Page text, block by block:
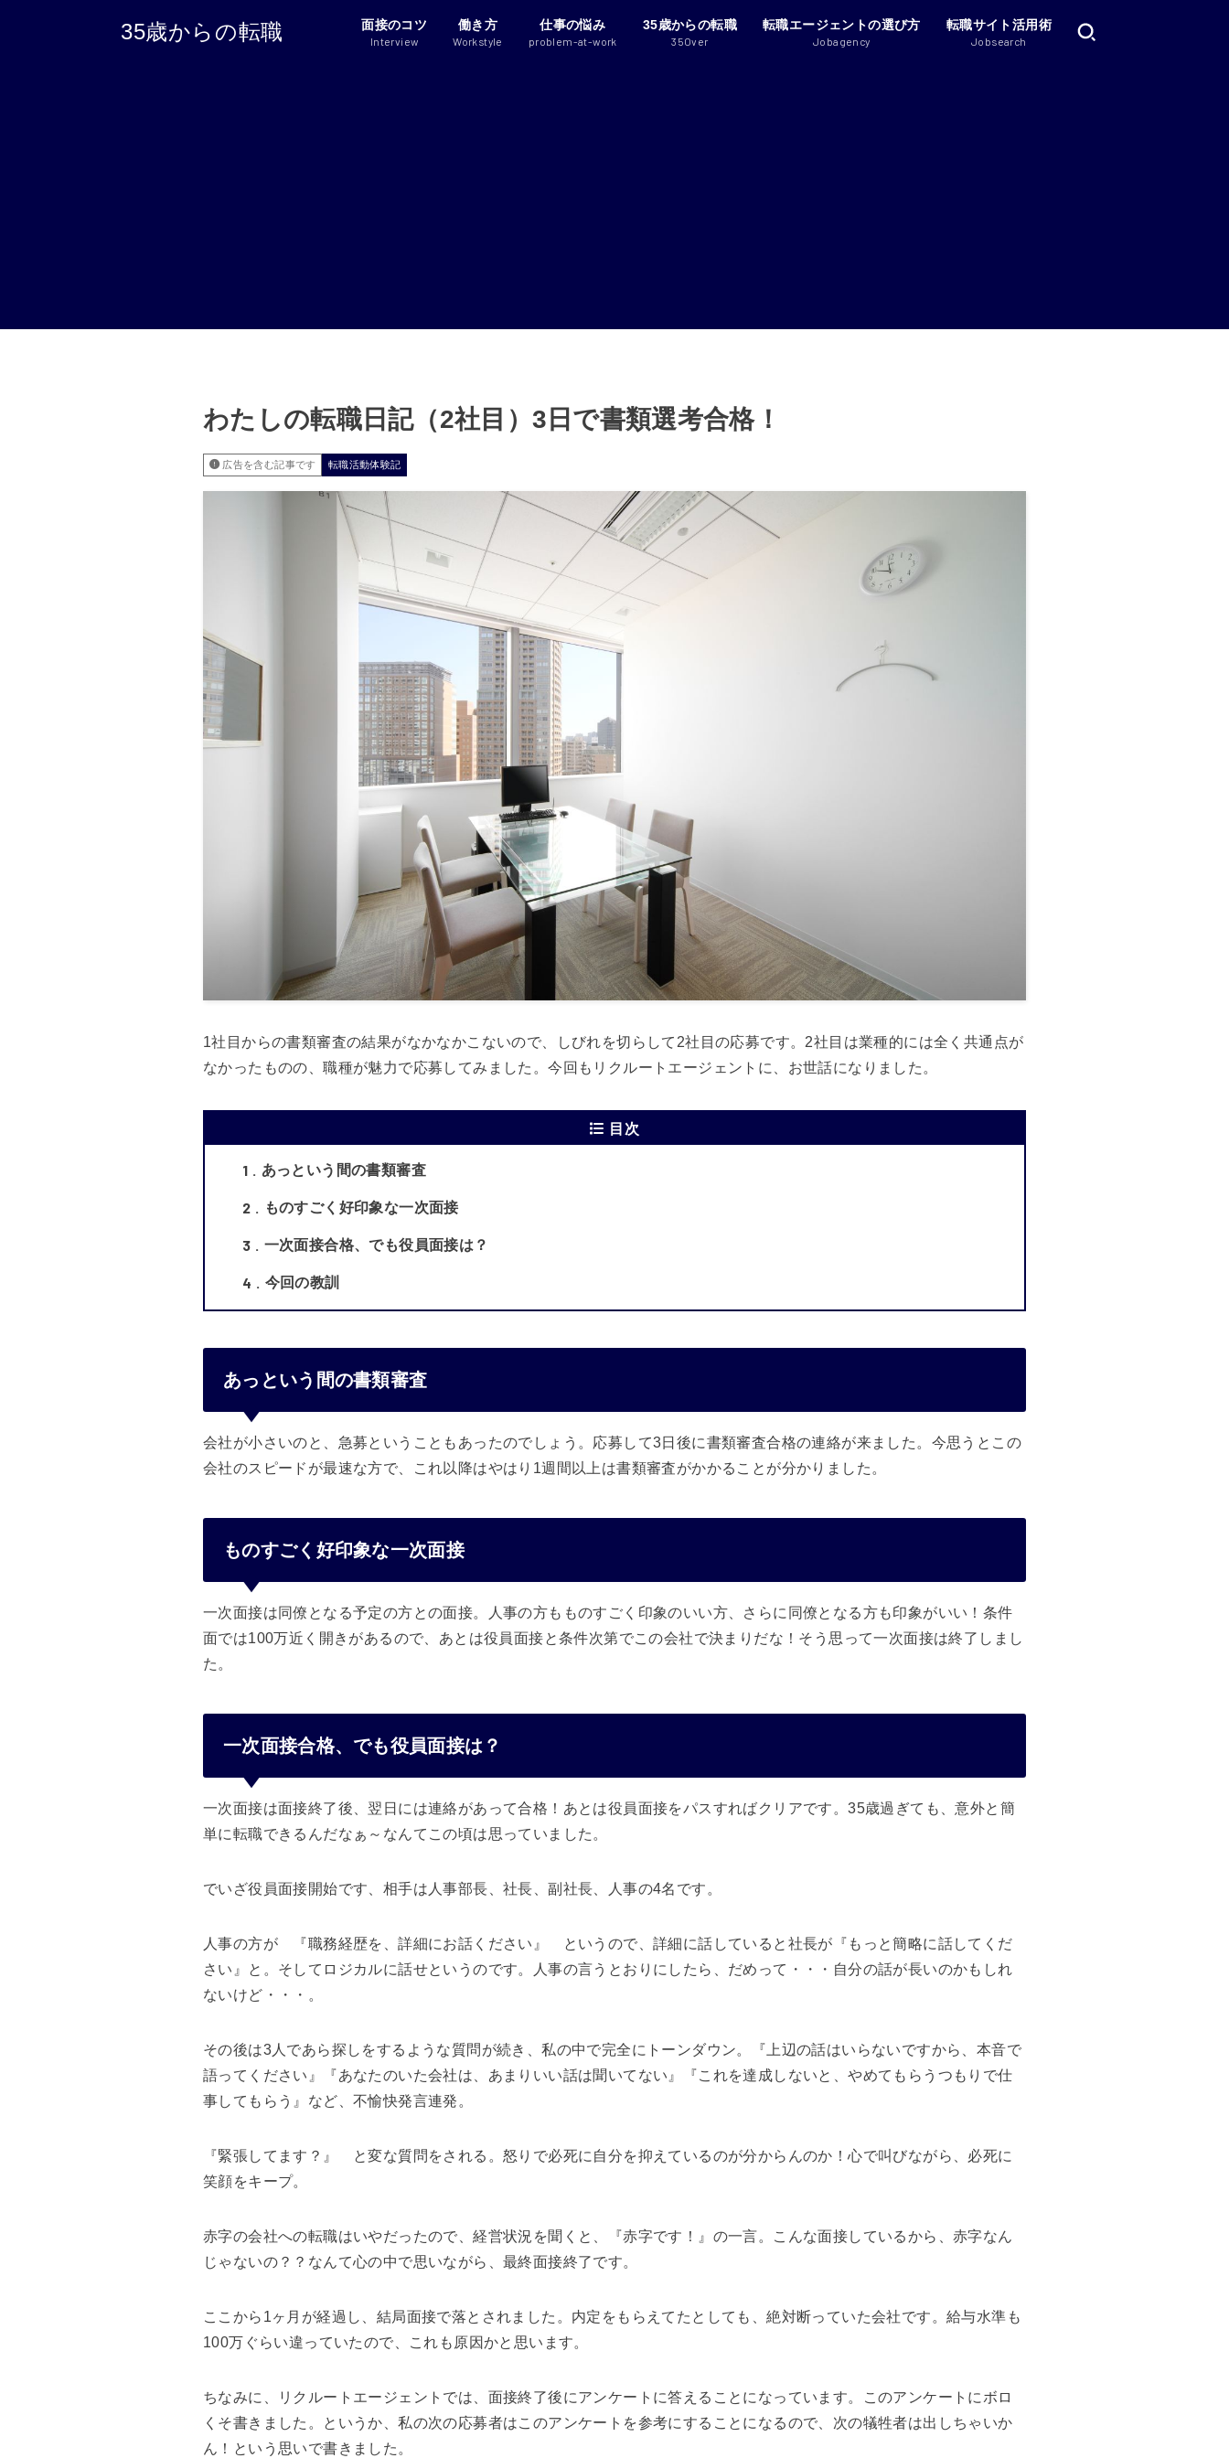
35歳からの転職 面接のコツ
Interview
働き方
Workstyle
仕事の悩み
problem-at-work
35歳からの転職
35Over
転職エージェントの選び方
Jobagency
転職サイト活用術
Jobsearch
わたしの転職日記（2社目）3日で書類選考合格！
広告を含む記事です 転職活動体験記
1社目からの書類審査の結果がなかなかこないので、しびれを切らして2社目の応募です。2社目は業種的には全く共通点が
なかったものの、職種が魅力で応募してみました。今回もリクルートエージェントに、お世話になりました。
目次
1 あっという間の書類審査
2 ものすごく好印象な一次面接
3 一次面接合格、でも役員面接は？
4 今回の教訓
あっという間の書類審査
会社が小さいのと、急募ということもあったのでしょう。応募して3日後に書類審査合格の連絡が来ました。今思うとこの
会社のスピードが最速な方で、これ以降はやはり1週間以上は書類審査がかかることが分かりました。
ものすごく好印象な一次面接
一次面接は同僚となる予定の方との面接。人事の方もものすごく印象のいい方、さらに同僚となる方も印象がいい！条件
面では100万近く開きがあるので、あとは役員面接と条件次第でこの会社で決まりだな！そう思って一次面接は終了しまし
た。
一次面接合格、でも役員面接は？
一次面接は面接終了後、翌日には連絡があって合格！あとは役員面接をパスすればクリアです。35歳過ぎても、意外と簡
単に転職できるんだなぁ～なんてこの頃は思っていました。
でいざ役員面接開始です、相手は人事部長、社長、副社長、人事の4名です。
人事の方が 『職務経歴を、詳細にお話ください』 というので、詳細に話していると社長が『もっと簡略に話してくだ
さい』と。そしてロジカルに話せというのです。人事の言うとおりにしたら、だめって・・・自分の話が長いのかもしれ
ないけど・・・。
その後は3人であら探しをするような質問が続き、私の中で完全にトーンダウン。『上辺の話はいらないですから、本音で
語ってください』『あなたのいた会社は、あまりいい話は聞いてない』『これを達成しないと、やめてもらうつもりで仕
事してもらう』など、不愉快発言連発。
『緊張してます？』 と変な質問をされる。怒りで必死に自分を抑えているのが分からんのか！心で叫びながら、必死に
笑顔をキープ。
赤字の会社への転職はいやだったので、経営状況を聞くと、『赤字です！』の一言。こんな面接しているから、赤字なん
じゃないの？？なんて心の中で思いながら、最終面接終了です。
ここから1ヶ月が経過し、結局面接で落とされました。内定をもらえてたとしても、絶対断っていた会社です。給与水準も
100万ぐらい違っていたので、これも原因かと思います。
ちなみに、リクルートエージェントでは、面接終了後にアンケートに答えることになっています。このアンケートにボロ
くそ書きました。というか、私の次の応募者はこのアンケートを参考にすることになるので、次の犠牲者は出しちゃいか
ん！という思いで書きました。